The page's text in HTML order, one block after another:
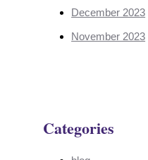
December 2023
November 2023
Categories